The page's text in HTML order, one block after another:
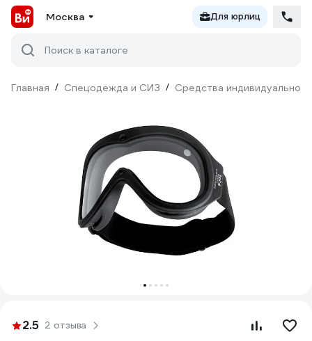
Москва Для юрлиц
Поиск в каталоге
Главная / Спецодежда и СИЗ / Средства индивидуальной
2.5 2 отзыва